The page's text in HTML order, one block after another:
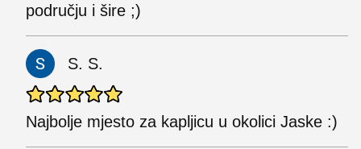
području i šire ;)
S. S.
Najbolje mjesto za kapljicu u okolici Jaske :)